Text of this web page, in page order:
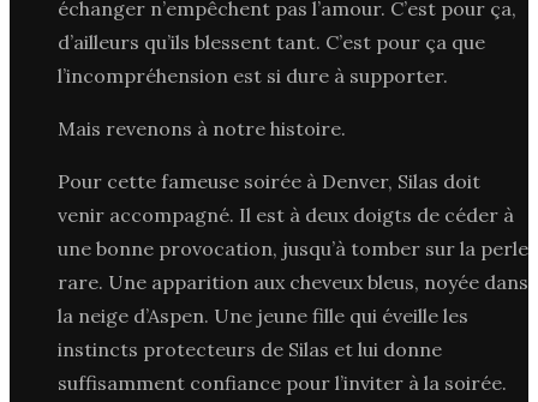
échanger n’empêchent pas l’amour. C’est pour ça,
d’ailleurs qu’ils blessent tant. C’est pour ça que
l’incompréhension est si dure à supporter.
Mais revenons à notre histoire.
Pour cette fameuse soirée à Denver, Silas doit
venir accompagné. Il est à deux doigts de céder à
une bonne provocation, jusqu’à tomber sur la perle
rare. Une apparition aux cheveux bleus, noyée dans
la neige d’Aspen. Une jeune fille qui éveille les
instincts protecteurs de Silas et lui donne
suffisamment confiance pour l’inviter à la soirée.